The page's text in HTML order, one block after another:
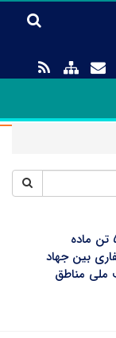
انعقاد قرارداد تولید انبوه ۵۳۰ تن ماده
بین جهاد
ملی مناطق